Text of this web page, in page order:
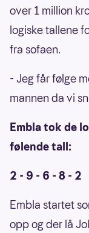
over 1 million
logiske tallene
fra sofaen.
- Jeg får følge
mannen da vi
Embla tok de
følende tall:
2 - 9 - 6 - 8 - 2
Embla startet
opp og der lå